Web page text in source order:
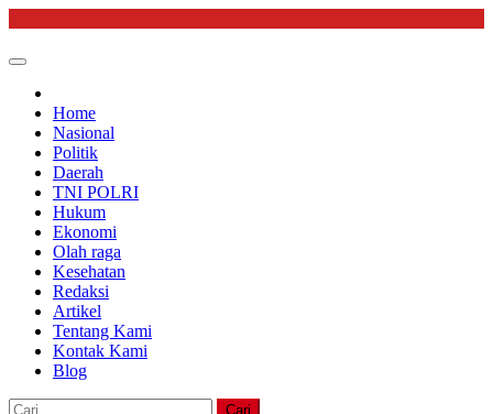
content
Home
Nasional
Politik
Daerah
TNI POLRI
Hukum
Ekonomi
Olah raga
Kesehatan
Redaksi
Artikel
Tentang Kami
Kontak Kami
Blog
Cari